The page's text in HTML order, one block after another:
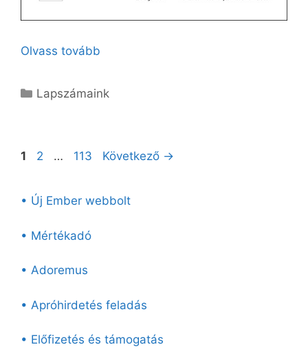
Olvass tovább
Kategória
Lapszámaink
Oldal
1 Oldal
2 … Oldal
113 Következő →
• Új Ember webbolt
• Mértékadó
• Adoremus
• Apróhirdetés feladás
• Előfizetés és támogatás